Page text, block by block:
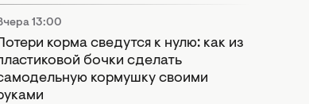
13:00
корма сведутся к нулю: как из
бочки сделать
кормушку своими